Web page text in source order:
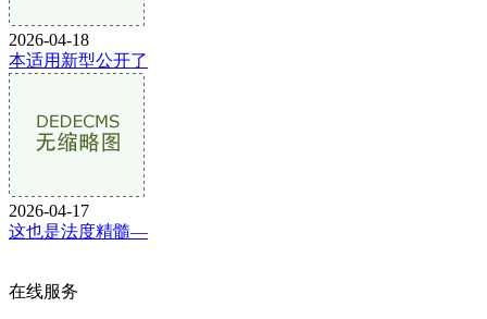
2026-04-18
本适用新型公开了
2026-04-17
这也是法度精髓—
在线服务